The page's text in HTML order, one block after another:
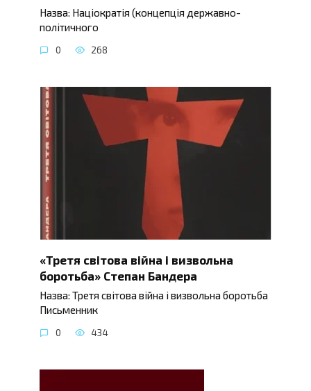
Назва: Націократія (концепція державно-
політичного
0 268
«Третя світова війна і визвольна
боротьба» Степан Бандера
Назва: Третя світова війна і визвольна боротьба
Письменник
0 434